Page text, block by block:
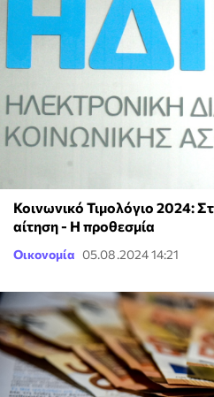
Κοινωνικό Τιμολόγιο 2024:
αίτηση - Η προθεσμία
Οικονομία 05.08.2024 14:21